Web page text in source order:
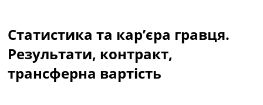
Чемпіонат Світу
Україна. Прем’єр-Ліга
Україна. Перша Ліга
Ліга Чемпіонів
Статистика та кар’єра гравця.
Результати, контракт,
трансферна вартість